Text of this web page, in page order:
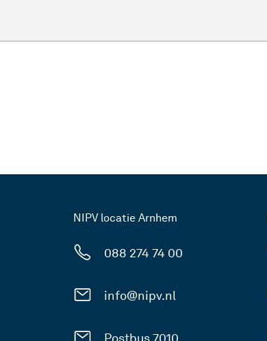
NIPV locatie Arnhem
088 274 74 00
info@nipv.nl
Postbus 7010